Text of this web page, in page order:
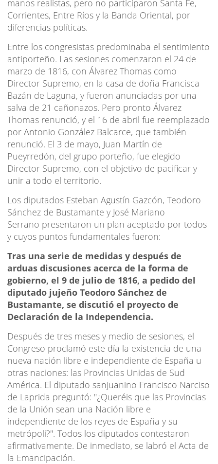
manos realistas, pero no participaron Santa Fe,
Corrientes, Entre Ríos y la Banda Oriental, por
diferencias políticas.
Entre los congresistas predominaba el sentimiento
antiporteño. Las sesiones comenzaron el 24 de
marzo de 1816, con Álvarez Thomas como
Director Supremo, en la casa de doña Francisca
Bazán de Laguna, y fueron anunciadas por una
salva de 21 cañonazos. Pero pronto Álvarez
Thomas renunció, y el 16 de abril fue reemplazado
por Antonio González Balcarce, que también
renunció. El 3 de mayo, Juan Martín de
Pueyrredón, del grupo porteño, fue elegido
Director Supremo, con el objetivo de pacificar y
unir a todo el territorio.
Los diputados Esteban Agustín Gazcón, Teodoro
Sánchez de Bustamante y José Mariano
Serrano presentaron un plan aceptado por todos
y cuyos puntos fundamentales fueron:
Tras una serie de medidas y después de
arduas discusiones acerca de la forma de
gobierno, el 9 de julio de 1816, a pedido del
diputado jujeño Teodoro Sánchez de
Bustamante, se discutió el proyecto de
Declaración de la Independencia.
Después de tres meses y medio de sesiones, el
Congreso proclamó este día la existencia de una
nueva nación libre e independiente de España u
otras naciones: las Provincias Unidas de Sud
América. El diputado sanjuanino Francisco Narciso
de Laprida preguntó: "¿Queréis que las Provincias
de la Unión sean una Nación libre e
independiente de los reyes de España y su
metrópoli?". Todos los diputados contestaron
afirmativamente. De inmediato, se labró el Acta de
la Emancipación.